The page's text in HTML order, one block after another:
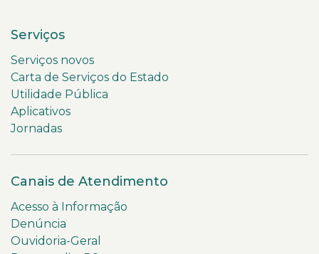
Serviços
Serviços novos
Carta de Serviços do Estado
Utilidade Pública
Aplicativos
Jornadas
Canais de Atendimento
Acesso à Informação
Denúncia
Ouvidoria-Geral